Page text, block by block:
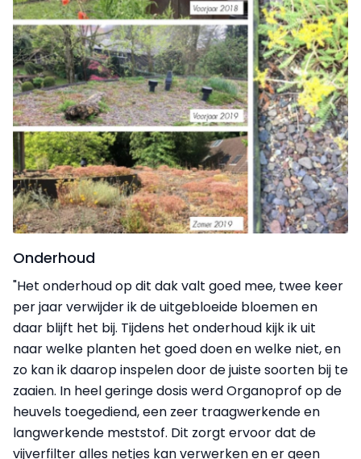
Onderhoud
"Het onderhoud op dit dak valt goed mee, twee keer
per jaar verwijder ik de uitgebloeide bloemen en
daar blijft het bij. Tijdens het onderhoud kijk ik uit
naar welke planten het goed doen en welke niet, en
zo kan ik daarop inspelen door de juiste soorten bij te
zaaien. In heel geringe dosis werd Organoprof op de
heuvels toegediend, een zeer traagwerkende en
langwerkende meststof. Dit zorgt ervoor dat de
vijverfilter alles netjes kan verwerken en er geen